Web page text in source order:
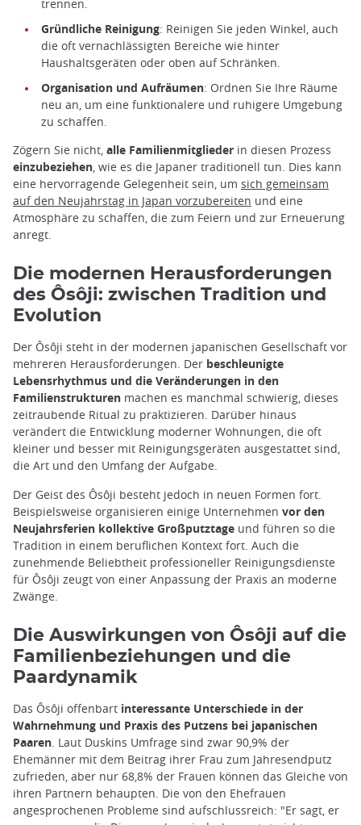
trennen.
Gründliche Reinigung: Reinigen Sie jeden Winkel, auch
die oft vernachlässigten Bereiche wie hinter
Haushaltsgeräten oder oben auf Schränken.
Organisation und Aufräumen: Ordnen Sie Ihre Räume
neu an, um eine funktionalere und ruhigere Umgebung
zu schaffen.
Zögern Sie nicht, alle Familienmitglieder in diesen Prozess
einzubeziehen, wie es die Japaner traditionell tun. Dies kann
eine hervorragende Gelegenheit sein, um sich gemeinsam
auf den Neujahrstag in Japan vorzubereiten und eine
Atmosphäre zu schaffen, die zum Feiern und zur Erneuerung
anregt.
Die modernen Herausforderungen
des Ôsôji: zwischen Tradition und
Evolution
Der Ôsôji steht in der modernen japanischen Gesellschaft vor
mehreren Herausforderungen. Der beschleunigte
Lebensrhythmus und die Veränderungen in den
Familienstrukturen machen es manchmal schwierig, dieses
zeitraubende Ritual zu praktizieren. Darüber hinaus
verändert die Entwicklung moderner Wohnungen, die oft
kleiner und besser mit Reinigungsgeräten ausgestattet sind,
die Art und den Umfang der Aufgabe.
Der Geist des Ôsôji besteht jedoch in neuen Formen fort.
Beispielsweise organisieren einige Unternehmen vor den
Neujahrsferien kollektive Großputztage und führen so die
Tradition in einem beruflichen Kontext fort. Auch die
zunehmende Beliebtheit professioneller Reinigungsdienste
für Ôsôji zeugt von einer Anpassung der Praxis an moderne
Zwänge.
Die Auswirkungen von Ôsôji auf die
Familienbeziehungen und die
Paardynamik
Das Ôsôji offenbart interessante Unterschiede in der
Wahrnehmung und Praxis des Putzens bei japanischen
Paaren . Laut Duskins Umfrage sind zwar 90,9% der
Ehemänner mit dem Beitrag ihrer Frau zum Jahresendputz
zufrieden, aber nur 68,8% der Frauen können das Gleiche von
ihren Partnern behaupten. Die von den Ehefrauen
angesprochenen Probleme sind aufschlussreich: "Er sagt, er